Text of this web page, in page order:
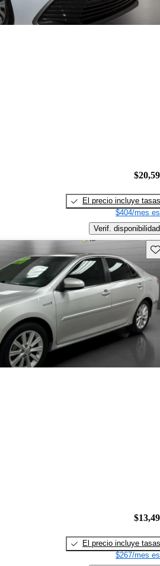
El precio incluye tasas
$404/mes
Verif. disponibilidad
El precio incluye tasas
$267/mes